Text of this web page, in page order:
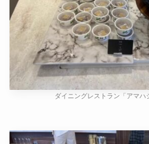
ダイニングレストラン「アマハ